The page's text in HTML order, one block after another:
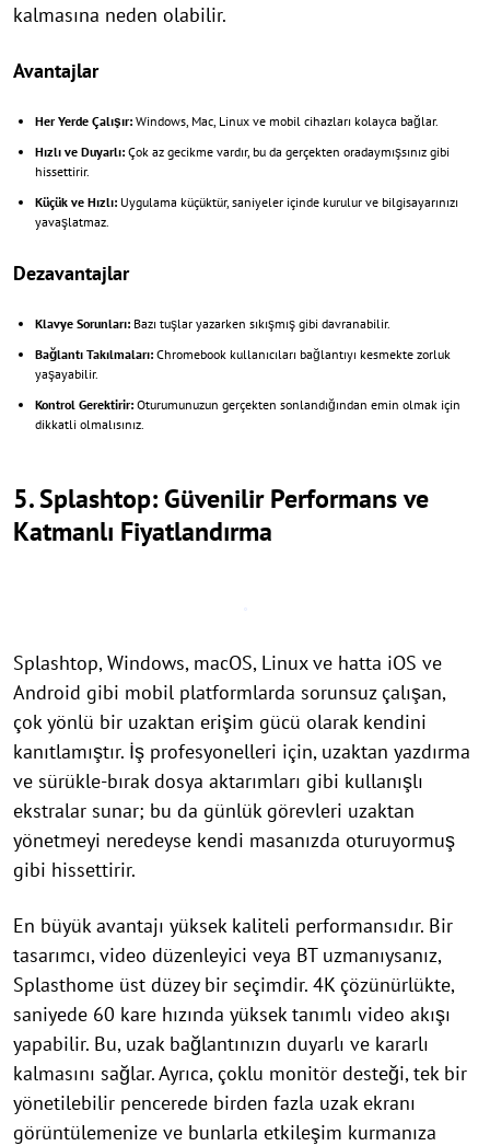
kalmasına neden olabilir.
Avantajlar
Her Yerde Çalışır: Windows, Mac, Linux ve mobil cihazları kolayca bağlar.
Hızlı ve Duyarlı: Çok az gecikme vardır, bu da gerçekten oradaymışsınız gibi
hissettirir.
Küçük ve Hızlı: Uygulama küçüktür, saniyeler içinde kurulur ve bilgisayarınızı
yavaşlatmaz.
Dezavantajlar
Klavye Sorunları: Bazı tuşlar yazarken sıkışmış gibi davranabilir.
Bağlantı Takılmaları: Chromebook kullanıcıları bağlantıyı kesmekte zorluk
yaşayabilir.
Kontrol Gerektirir: Oturumunuzun gerçekten sonlandığından emin olmak için
dikkatli olmalısınız.
5. Splashtop: Güvenilir Performans ve
Katmanlı Fiyatlandırma
Splashtop, Windows, macOS, Linux ve hatta iOS ve
Android gibi mobil platformlarda sorunsuz çalışan,
çok yönlü bir uzaktan erişim gücü olarak kendini
kanıtlamıştır. İş profesyonelleri için, uzaktan yazdırma
ve sürükle-bırak dosya aktarımları gibi kullanışlı
ekstralar sunar; bu da günlük görevleri uzaktan
yönetmeyi neredeyse kendi masanızda oturuyormuş
gibi hissettirir.
En büyük avantajı yüksek kaliteli performansıdır. Bir
tasarımcı, video düzenleyici veya BT uzmanıysanız,
Splasthome üst düzey bir seçimdir. 4K çözünürlükte,
saniyede 60 kare hızında yüksek tanımlı video akışı
yapabilir. Bu, uzak bağlantınızın duyarlı ve kararlı
kalmasını sağlar. Ayrıca, çoklu monitör desteği, tek bir
yönetilebilir pencerede birden fazla uzak ekranı
görüntülemenize ve bunlarla etkileşim kurmanıza